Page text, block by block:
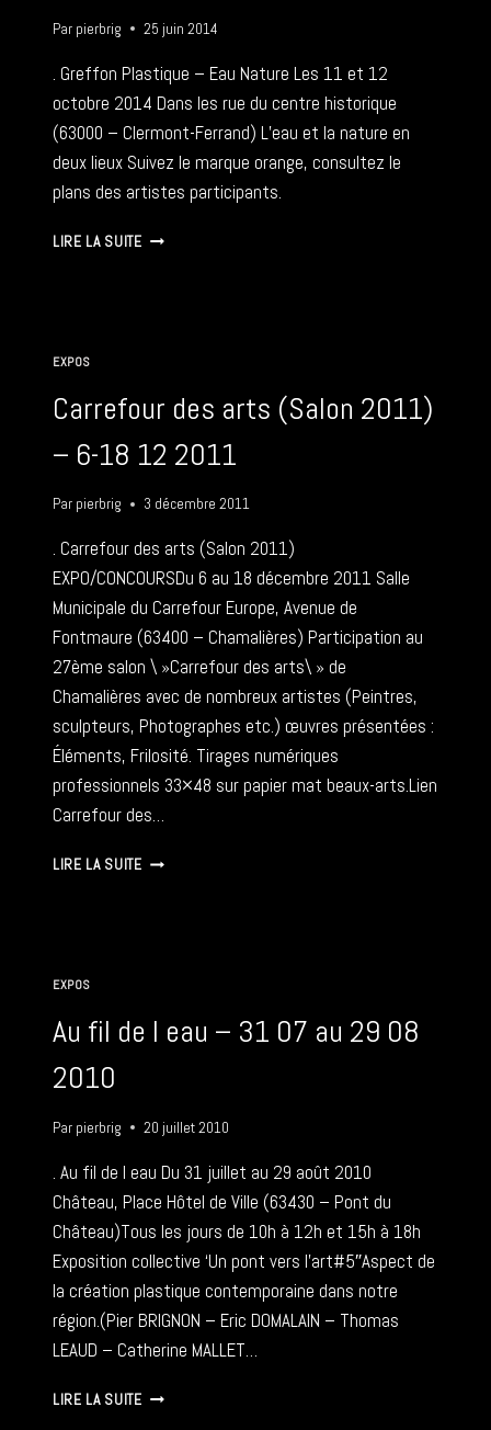
Par pierbrig 25 juin 2014
. Greffon Plastique – Eau Nature Les 11 et 12
octobre 2014 Dans les rue du centre historique
(63000 – Clermont-Ferrand) L’eau et la nature en
deux lieux Suivez le marque orange, consultez le
plans des artistes participants.
LIRE LA SUITEGREFFON
EXPOS
Carrefour des arts (Salon 2011)
– 6-18 12 2011
Par pierbrig 3 décembre 2011
. Carrefour des arts (Salon 2011)
EXPO/CONCOURSDu 6 au 18 décembre 2011 Salle
Municipale du Carrefour Europe, Avenue de
Fontmaure (63400 – Chamalières) Participation au
27ème salon \ »Carrefour des arts\ » de
Chamalières avec de nombreux artistes (Peintres,
sculpteurs, Photographes etc.) œuvres présentées :
Éléments, Frilosité. Tirages numériques
professionnels 33×48 sur papier mat beaux-arts.Lien
Carrefour des…
LIRE LA SUITECARREFOUR
18
12
EXPOS
Au fil de l eau – 31 07 au 29 08
2010
Par pierbrig 20 juillet 2010
. Au fil de l eau Du 31 juillet au 29 août 2010
Château, Place Hôtel de Ville (63430 – Pont du
Château)Tous les jours de 10h à 12h et 15h à 18h
Exposition collective ‘Un pont vers l’art#5″Aspect de
la création plastique contemporaine dans notre
région.(Pier BRIGNON – Eric DOMALAIN – Thomas
LEAUD – Catherine MALLET…
LIRE LA SUITEAU